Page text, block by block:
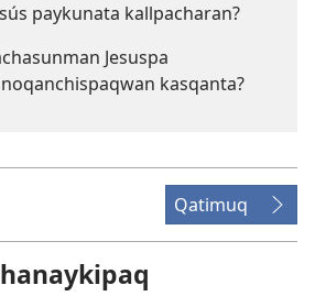
paykunata kallpacharan?
Jesuspa
kasqanta?
Qatimuq